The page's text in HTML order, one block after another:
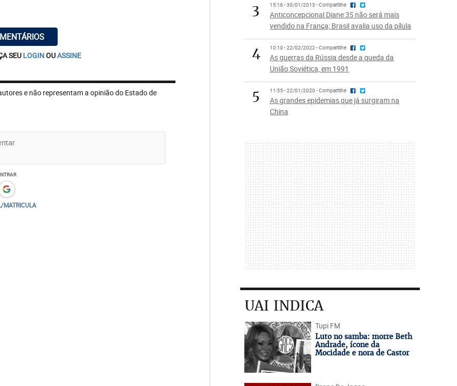
SEU LOGINOUASSINE
e não representam a opinião do Estado de
MATRICULA
3 15:16 - 30/01/2013 - Compartilhe
Anticoncepcional Diane 35 não será mais
vendido na França; Brasil avalia uso da pílula
4 10:10 - 22/02/2022 - Compartilhe
As guerras da Rússia desde a queda da
União Soviética, em 1991
5 11:55 - 22/01/2020 - Compartilhe
As grandes epidemias que já surgiram na
China
UAI INDICA
Tupi FM
Luto no samba: morre Beth
Andrade, ícone da
Mocidade e nora de Castor